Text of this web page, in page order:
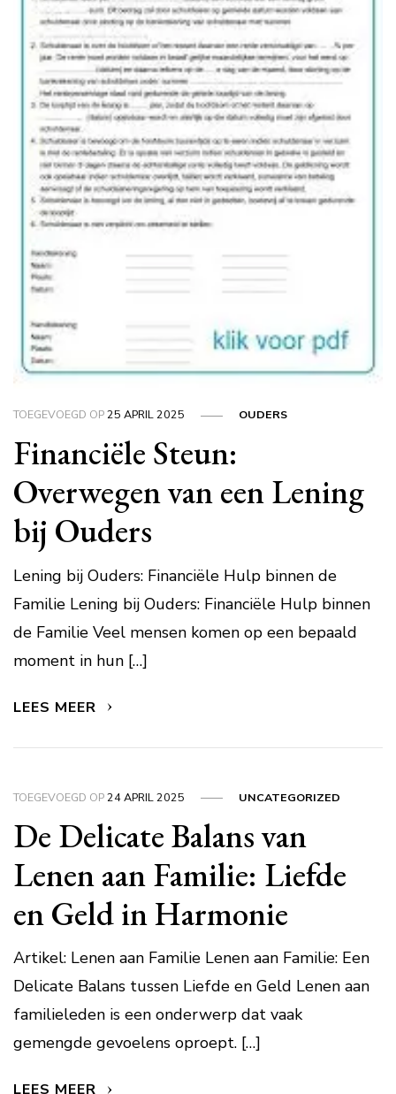
TOEGEVOEGD OP25 APRIL 2025 OUDERS
Financiële Steun:
Overwegen van een Lening
bij Ouders
Lening bij Ouders: Financiële Hulp binnen de
Familie Lening bij Ouders: Financiële Hulp binnen
de Familie Veel mensen komen op een bepaald
moment in hun […]
LEES MEER
TOEGEVOEGD OP24 APRIL 2025 UNCATEGORIZED
De Delicate Balans van
Lenen aan Familie: Liefde
en Geld in Harmonie
Artikel: Lenen aan Familie Lenen aan Familie: Een
Delicate Balans tussen Liefde en Geld Lenen aan
familieleden is een onderwerp dat vaak
gemengde gevoelens oproept. […]
LEES MEER